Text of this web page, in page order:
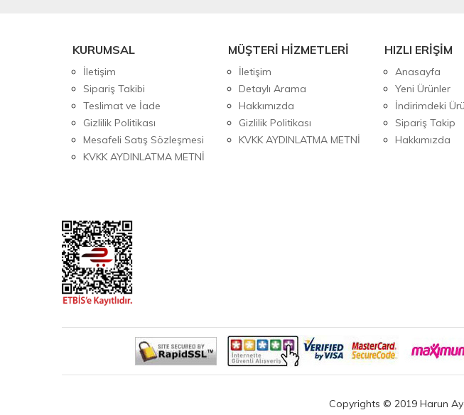
KURUMSAL
İletişim
Sipariş Takibi
Teslimat ve İade
Gizlilik Politikası
Mesafeli Satış Sözleşmesi
KVKK AYDINLATMA METNİ
MÜŞTERİ HİZMETLERİ
İletişim
Detaylı Arama
Hakkımızda
Gizlilik Politikası
KVKK AYDINLATMA METNİ
HIZLI ERİŞİM
Anasayfa
Yeni Ürünler
İndirimdeki
Sipariş Takip
Hakkımızda
Copyrights © 2019 Harun